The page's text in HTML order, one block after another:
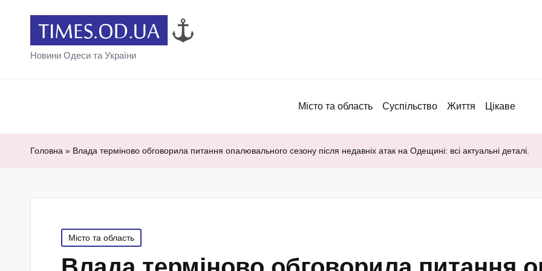
Новини Одеси та України
Місто та область Суспільство Життя Цікаве
Головна » Влада терміново обговорила питання опалювального сезону після недавніх атак на Одещині: всі актуальні деталі.
Posted
in
Місто та область